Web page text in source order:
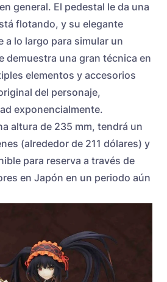
general. El pedestal le da una
flotando, y su elegante
a lo largo para simular un
demuestra una gran técnica en
elementos y accesorios
del personaje,
exponencialmente.
altura de 235 mm, tendrá un
(alrededor de 211 dólares) y
para reserva a través de
en Japón en un periodo aún